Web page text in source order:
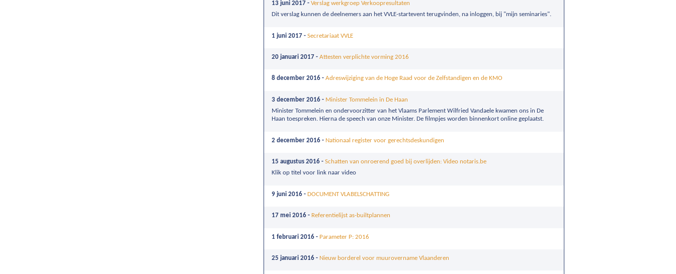
13 juni 2017 - Verslag werkgroep Verkoopresultaten
Dit verslag kunnen de deelnemers aan het VVLE-startevent terugvinden, na inloggen, bij "mijn seminaries".
1 juni 2017 - Secretariaat VVLE
20 januari 2017 - Attesten verplichte vorming 2016
8 december 2016 - Adreswijziging van de Hoge Raad voor de Zelfstandigen en de KMO
3 december 2016 - Minister Tommelein in De Haan
Minister Tommelein en ondervoorzitter van het Vlaams Parlement Wilfried Vandaele kwamen ons in De
Haan toespreken. Hierna de speech van onze Minister. De filmpjes worden binnenkort online geplaatst.
2 december 2016 - Nationaal register voor gerechtsdeskundigen
15 augustus 2016 - Schatten van onroerend goed bij overlijden: Video notaris.be
Klik op titel voor link naar video
9 juni 2016 - DOCUMENT VLABELSCHATTING
17 mei 2016 - Referentielijst as-builtplannen
1 februari 2016 - Parameter P: 2016
25 januari 2016 - Nieuw borderel voor muurovername Vlaanderen